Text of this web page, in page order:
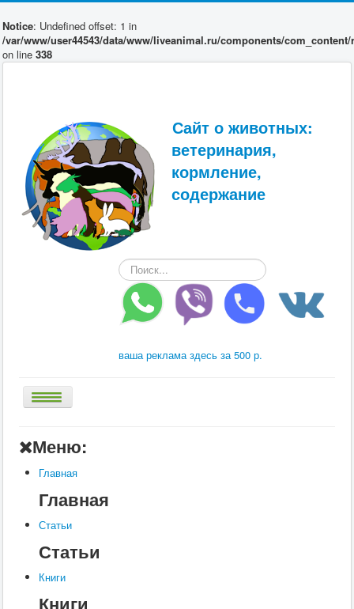
Notice: Undefined offset: 1 in
/var/www/user44543/data/www/liveanimal.ru/components/
on line 338
Сайт о животных:
ветеринария,
кормление,
содержание
Искать...
ваша реклама здесь за 500 р.
Книги
Услуги
Контакты
Меню:
Главная
Главная
Статьи
Статьи
Книги
Книги